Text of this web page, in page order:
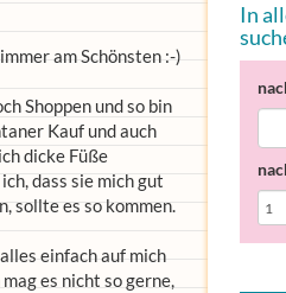
am Schönsten :-)
Shoppen und so bin
Kauf und auch
dicke Füße
dass sie mich gut
sollte es so kommen.
einfach auf mich
es nicht so gerne,
In